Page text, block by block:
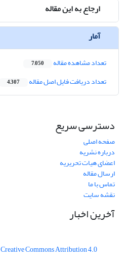
ارجاع به این مقاله
آمار
تعداد مشاهده مقاله 7,050
تعداد دریافت فایل اصل مقاله 4,307
دسترسی سریع
صفحه اصلی
درباره نشریه
اعضای هیات تحریریه
ارسال مقاله
تماس با ما
نقشه سایت
آخرین اخبار
Creative Commons Attribution 4.0